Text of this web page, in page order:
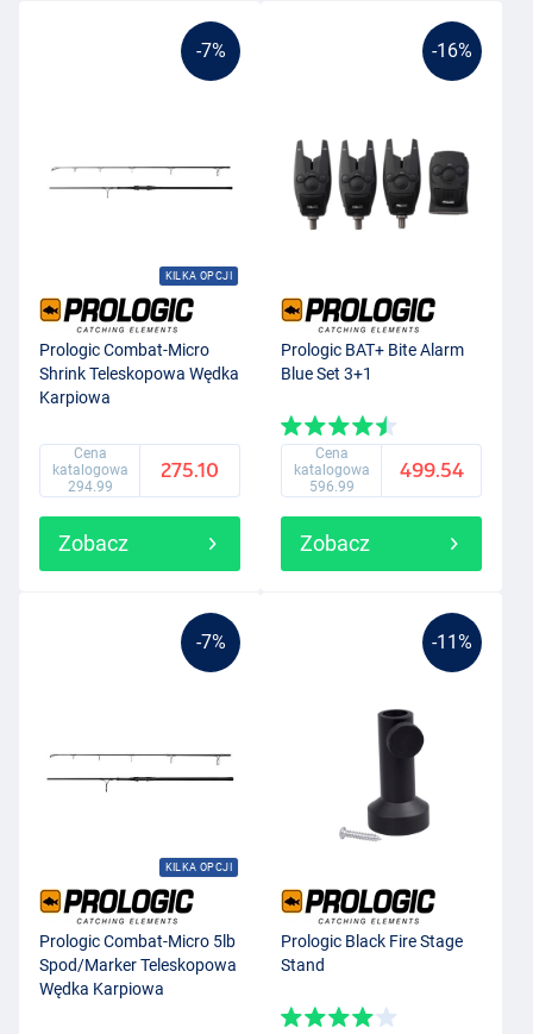
-7%
KILKA OPCJI
Prologic Combat-Micro
Shrink Teleskopowa Wędka
Karpiowa
Cena
katalogowa
294.99
275.10
Zobacz
-16%
Prologic BAT+ Bite Alarm
Blue Set 3+1
Cena
katalogowa
596.99
499.54
Zobacz
-7%
KILKA OPCJI
Prologic Combat-Micro 5lb
Spod/Marker Teleskopowa
Wędka Karpiowa
-11%
Prologic Black Fire Stage
Stand